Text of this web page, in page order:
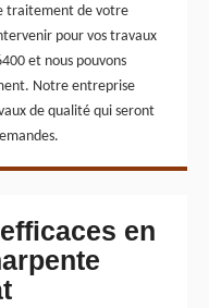
traitement de votre
pour vos travaux
et nous pouvons
Notre entreprise
de qualité qui seront
en